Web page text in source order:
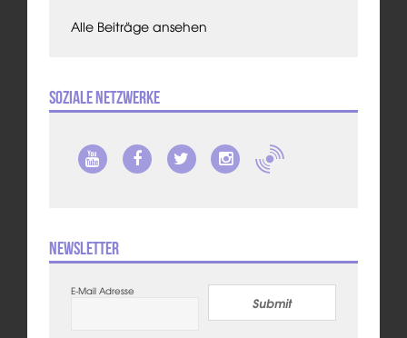
Alle Beiträge ansehen
Soziale Netzwerke
Newsletter
E-Mail Adresse
Submit